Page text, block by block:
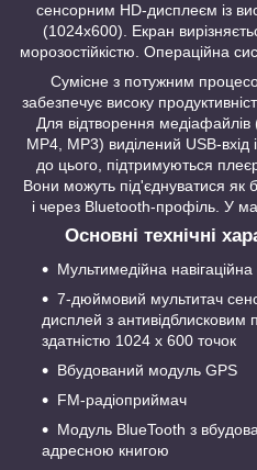
сенсорним HD-дисплеєм із
(1024х600). Екран
морозостійкістю. Операційна
Сумісне з потужним
забезпечує високу
Для відтворення
MP4, MP3) виділений USB-
до цього, підтримуються
Вони можуть під'єднуватися як
і через Bluetooth-профіль. У
Основні технічні
Мультимедійна
7-дюймовий мультитач
дисплей з антивідблисковим
здатністю 1024 x 600 точок
Вбудований модуль GPS
FM-радіоприймач
Модуль BlueTooth з
адресною книгою